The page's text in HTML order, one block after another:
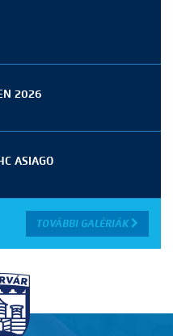
2026
ASIAGO
TOVÁBBI GALÉRIÁK